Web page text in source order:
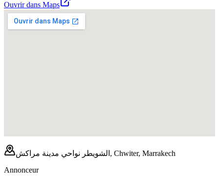
Ouvrir dans Maps
الشويطر نواحي مدينة مراكش, Chwiter, Marrakech
Annonceur